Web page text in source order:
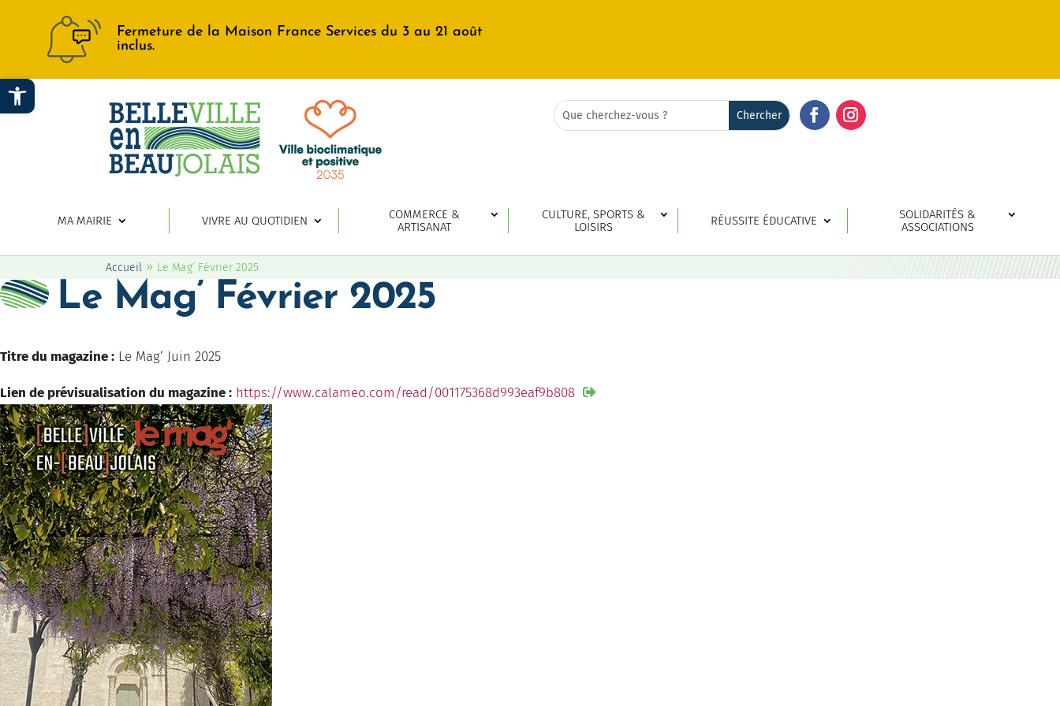
Ouvrir la barre d’outils
Fermeture de la Maison France Services du 3 au 21 août
inclus.
Rechercher:
Search
for...
MA MAIRIE VIVRE AU QUOTIDIEN
COMMERCE &
ARTISANAT
CULTURE, SPORTS &
LOISIRS
RÉUSSITE ÉDUCATIVE
SOLIDARITÉS &
ASSOCIATIONS
Accueil » Le Mag’ Février 2025
Le Mag’ Février 2025
Titre du magazine : Le Mag’ Juin 2025
Lien de prévisualisation du magazine : https://www.calameo.com/read/001175368d993eaf9b808